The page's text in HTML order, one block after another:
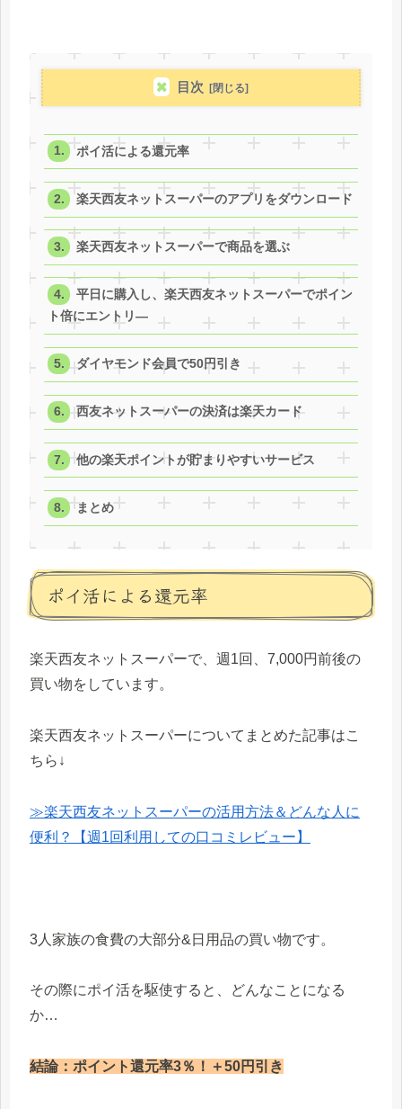
目次
ポイ活による還元率
楽天西友ネットスーパーのアプリをダウンロード
楽天西友ネットスーパーで商品を選ぶ
平日に購入し、楽天西友ネットスーパーでポイン
ト倍にエントリ―
ダイヤモンド会員で50円引き
西友ネットスーパーの決済は楽天カード
他の楽天ポイントが貯まりやすいサービス
まとめ
ポイ活による還元率
楽天西友ネットスーパーで、週1回、7,000円前後の
買い物をしています。
楽天西友ネットスーパーについてまとめた記事はこ
ちら↓
≫楽天西友ネットスーパーの活用方法＆どんな人に
便利？【週1回利用しての口コミレビュー】
3人家族の食費の大部分&日用品の買い物です。
その際にポイ活を駆使すると、どんなことになる
か…
結論：ポイント還元率3％！＋50円引き